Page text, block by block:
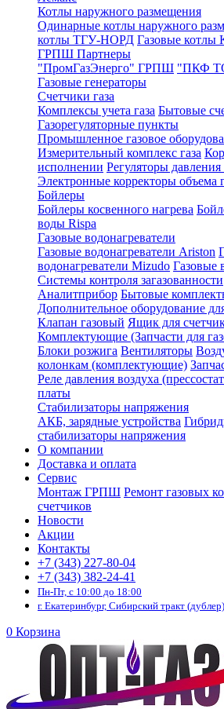
Котлы наружного размещения
Одинарные котлы наружного
котлы ТГУ-НОРД Газовые котлы
ГРПШ Партнеры
"ПромГазЭнерго" ГРПШ "ПКФ
Газовые генераторы
Счетчики газа
Комплексы учета газа Бытовые
Газорегуляторные пункты
Промышленное газовое
Измерительный комплекс газа
исполнении Регуляторы давления
Электронные корректоры объема
Бойлеры
Бойлеры косвенного нагрева
воды Rispa
Газовые водонагреватели
Газовые водонагреватели Ariston
водонагреватели Mizudo Газовые
Системы контроля загазованности
Аналитприбор Бытовые
Дополнительное оборудование
Клапан газовый Ящик для
Комплектующие (Запчасти для
Блоки розжига Вентиляторы
колонкам (комплектующие)
Реле давления воздуха
платы
Стабилизаторы напряжения
АКБ, зарядные устройства
стабилизаторы напряжения
О компании
Доставка и оплата
Сервис
Монтаж ГРПШ Ремонт газовых
счетчиков
Новости
Акции
Контакты
+7 (343) 227-80-04
+7 (343) 382-24-41
Пн-Пт, с 10:00 до 18:00
г. Екатеринбург, Сибирский тракт
0 Корзина